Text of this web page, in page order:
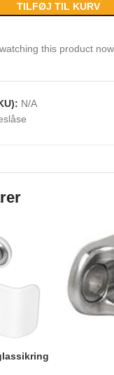
TILFØJ TIL KURV
this product
N/A